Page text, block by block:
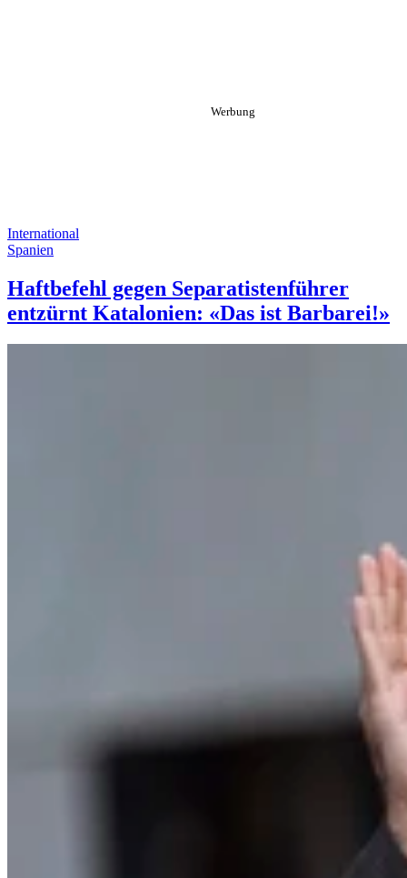
International
Spanien
Haftbefehl gegen Separatistenführer
entzürnt Katalonien: «Das ist Barbarei!»